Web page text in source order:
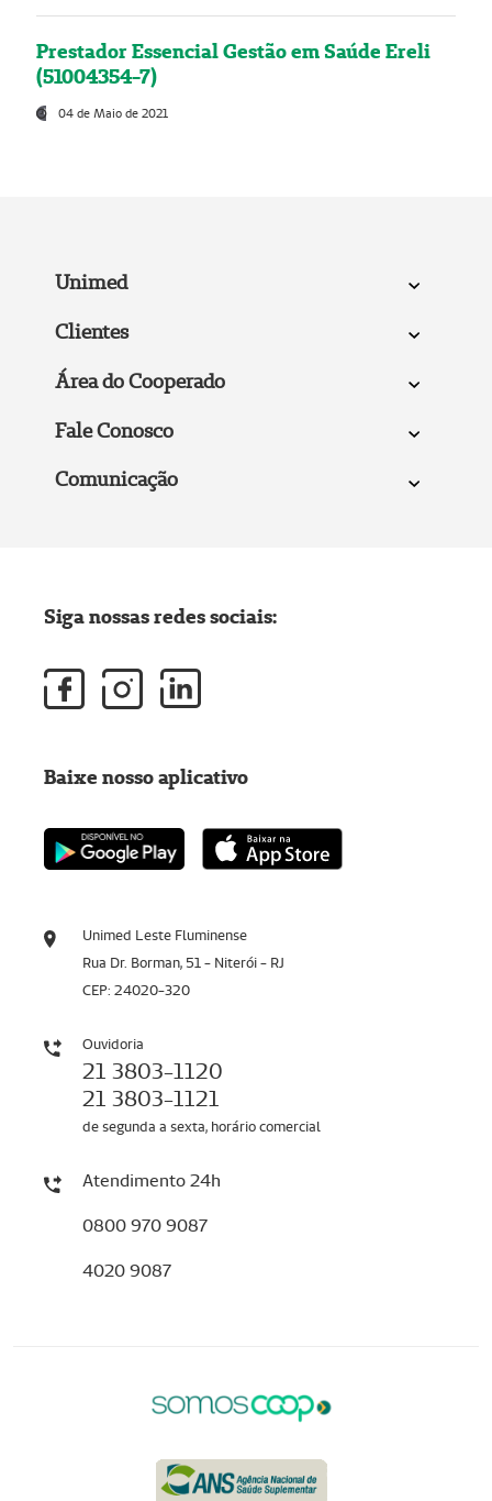
Prestador Essencial Gestão em Saúde Ereli
(51004354-7)
04 de Maio de 2021
Unimed
Clientes
Área do Cooperado
Fale Conosco
Comunicação
Unimed Leste Fluminense
Rua Dr. Borman, 51 - Niterói - RJ
CEP: 24020-320
Ouvidoria
21 3803-1120
21 3803-1121
de segunda a sexta, horário comercial
Atendimento 24h
0800 970 9087
4020 9087
Siga nossas redes sociais:
Baixe nosso aplicativo